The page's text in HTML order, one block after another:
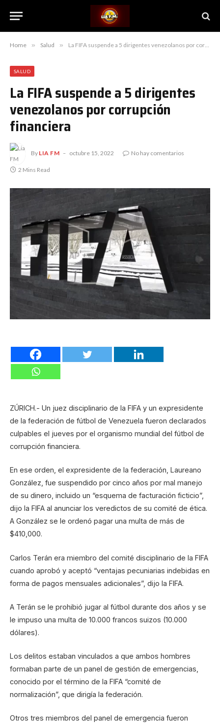
Home » Salud » La FIFA suspende a 5 dirigentes venezolanos por corrupción financiera
SALUD
La FIFA suspende a 5 dirigentes
venezolanos por corrupción
financiera
By LIA FM octubre 15, 2022 No hay comentarios
2 Mins Read
ZÚRICH.- Un juez disciplinario de la FIFA y un expresidente
de la federación de fútbol de Venezuela fueron declarados
culpables el jueves por el organismo mundial del fútbol de
corrupción financiera.
En ese orden, el expresidente de la federación, Laureano
González, fue suspendido por cinco años por mal manejo
de su dinero, incluido un “esquema de facturación ficticio”,
dijo la FIFA al anunciar los veredictos de su comité de ética.
A González se le ordenó pagar una multa de más de
$410,000.
Carlos Terán era miembro del comité disciplinario de la FIFA
cuando aprobó y aceptó “ventajas pecuniarias indebidas en
forma de pagos mensuales adicionales”, dijo la FIFA.
A Terán se le prohibió jugar al fútbol durante dos años y se
le impuso una multa de 10.000 francos suizos (10.000
dólares).
Los delitos estaban vinculados a que ambos hombres
formaban parte de un panel de gestión de emergencias,
conocido por el término de la FIFA “comité de
normalización”, que dirigía la federación.
Otros tres miembros del panel de emergencia fueron